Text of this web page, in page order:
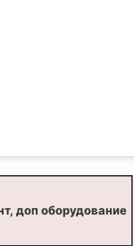
доп оборудование